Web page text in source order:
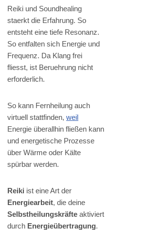
Reiki und Soundhealing
staerkt die Erfahrung. So
entsteht eine tiefe Resonanz.
So entfalten sich Energie und
Frequenz. Da Klang frei
fliesst, ist Beruehrung nicht
erforderlich.
So kann Fernheilung auch
virtuell stattfinden, weil
Energie überallhin fließen kann
und energetische Prozesse
über Wärme oder Kälte
spürbar werden.
Reiki ist eine Art der
Energiearbeit, die deine
Selbstheilungskräfte aktiviert
durch Energieübertragung.